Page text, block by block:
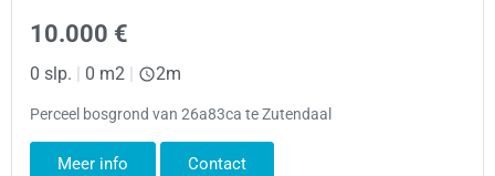
10.000 €
0 slp. | 0 m2 | 2m
Perceel bosgrond van 26a83ca te Zutendaal
Meer info Contact